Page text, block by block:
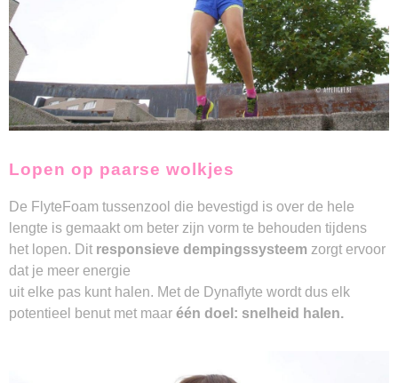
Lopen op paarse wolkjes
De FlyteFoam tussenzool die bevestigd is over de hele
lengte is gemaakt om beter zijn vorm te behouden tijdens
het lopen. Dit responsieve dempingssysteem zorgt ervoor
dat je meer energie
uit elke pas kunt halen. Met de Dynaflyte wordt dus elk
potentieel benut met maar één doel: snelheid halen.